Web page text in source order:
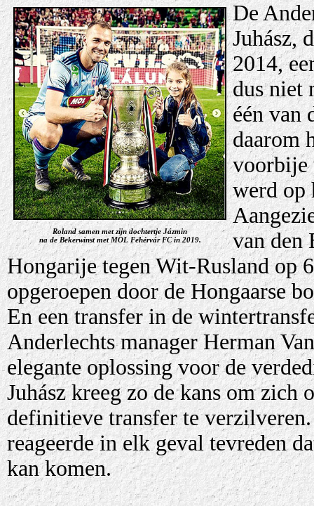
Roland samen met zijn dochtertje Jázmin
na de Bekerwinst met MOL Fehérvár FC in 2019.
De
Juhász,
2014,
dus niet
één van
daarom
voorbije
werd op
van den
Hongarije tegen Wit-Rusland op
opgeroepen door de Hongaarse
En een transfer in de
Anderlechts manager Herman
elegante oplossing voor de
Juhász kreeg zo de kans om
definitieve transfer te
reageerde in elk geval tevreden
kan komen.